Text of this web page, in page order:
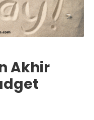
Akhir